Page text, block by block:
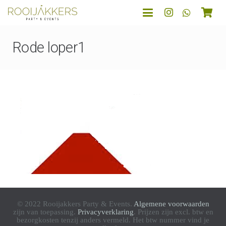
Rode loper1
© 2022 Rooijakkers Party & Events. Algemene voorwaarden
zijn van toepassing. Privacyverklaring. Prijzen zijn excl. btw en
bezorgkosten tenzij anders vermeld. Het btw nummer vind je